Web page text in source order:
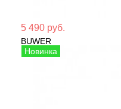
5 490 руб.
BUWER
Ботинки